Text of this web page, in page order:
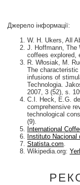
Джерело інформації:
W. H. Ukers, All
J. Hoffmann, The
coffees explored,
R. Włosiak, M.
The
infusions of
Technologia.
2007, 3 (52), s.
C.I. Heck, E.G.
comprehensive
technological
(9).
International
Instituto Nacional
Statista.com.
Wikipedia.org: